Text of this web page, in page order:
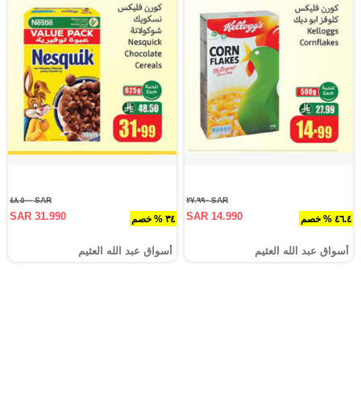
٤٦.٤ % خصم
SAR ٢٧.٩٩٠
SAR 14.990
أسواق عبد الله العثيم
٣٤ % خصم
SAR ٤٨.٥٠٠
SAR 31.990
أسواق عبد الله العثيم